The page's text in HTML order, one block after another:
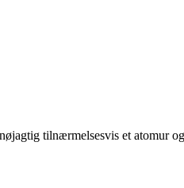
tilnærmelsesvis et atomur